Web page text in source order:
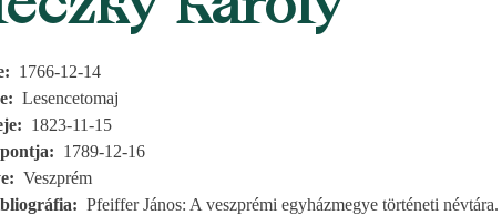
1766-12-14
Lesencetomaj
1823-11-15
1789-12-16
Veszprém
Pfeiffer János: A veszprémi egyházmegye történeti